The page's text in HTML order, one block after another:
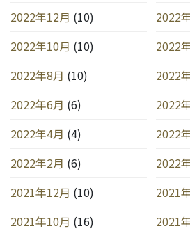
2022年12月 (10) 2022
2022年10月 (10) 2022
2022年8月 (10) 2022
2022年6月 (6) 2022
2022年4月 (4) 2022
2022年2月 (6) 2022
2021年12月 (10) 2021
2021年10月 (16) 2021